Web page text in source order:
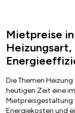
Mietpreise
Die Themen
heutigen Zeit eine
Mietpreisgestaltung
Energiekosten und